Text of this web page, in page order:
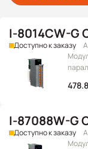
I-8014CW-G
Доступно к заказу
I-87088W-G
Доступно к заказу